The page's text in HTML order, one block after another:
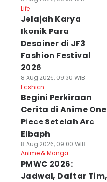
Life
Jelajah Karya
Ikonik Para
Desainer di JF3
Fashion Festival
2026
8 Aug 2026, 09:30 WIB
Fashion
Begini Perkiraan
Cerita di Anime One
Piece Setelah Arc
Elbaph
8 Aug 2026, 09:00 WIB
Anime & Manga
PMWC 2026:
Jadwal, Daftar Tim,